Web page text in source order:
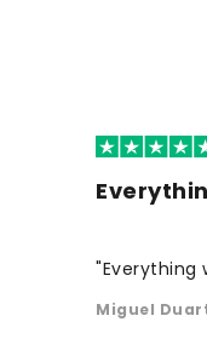
"Everything
Miguel